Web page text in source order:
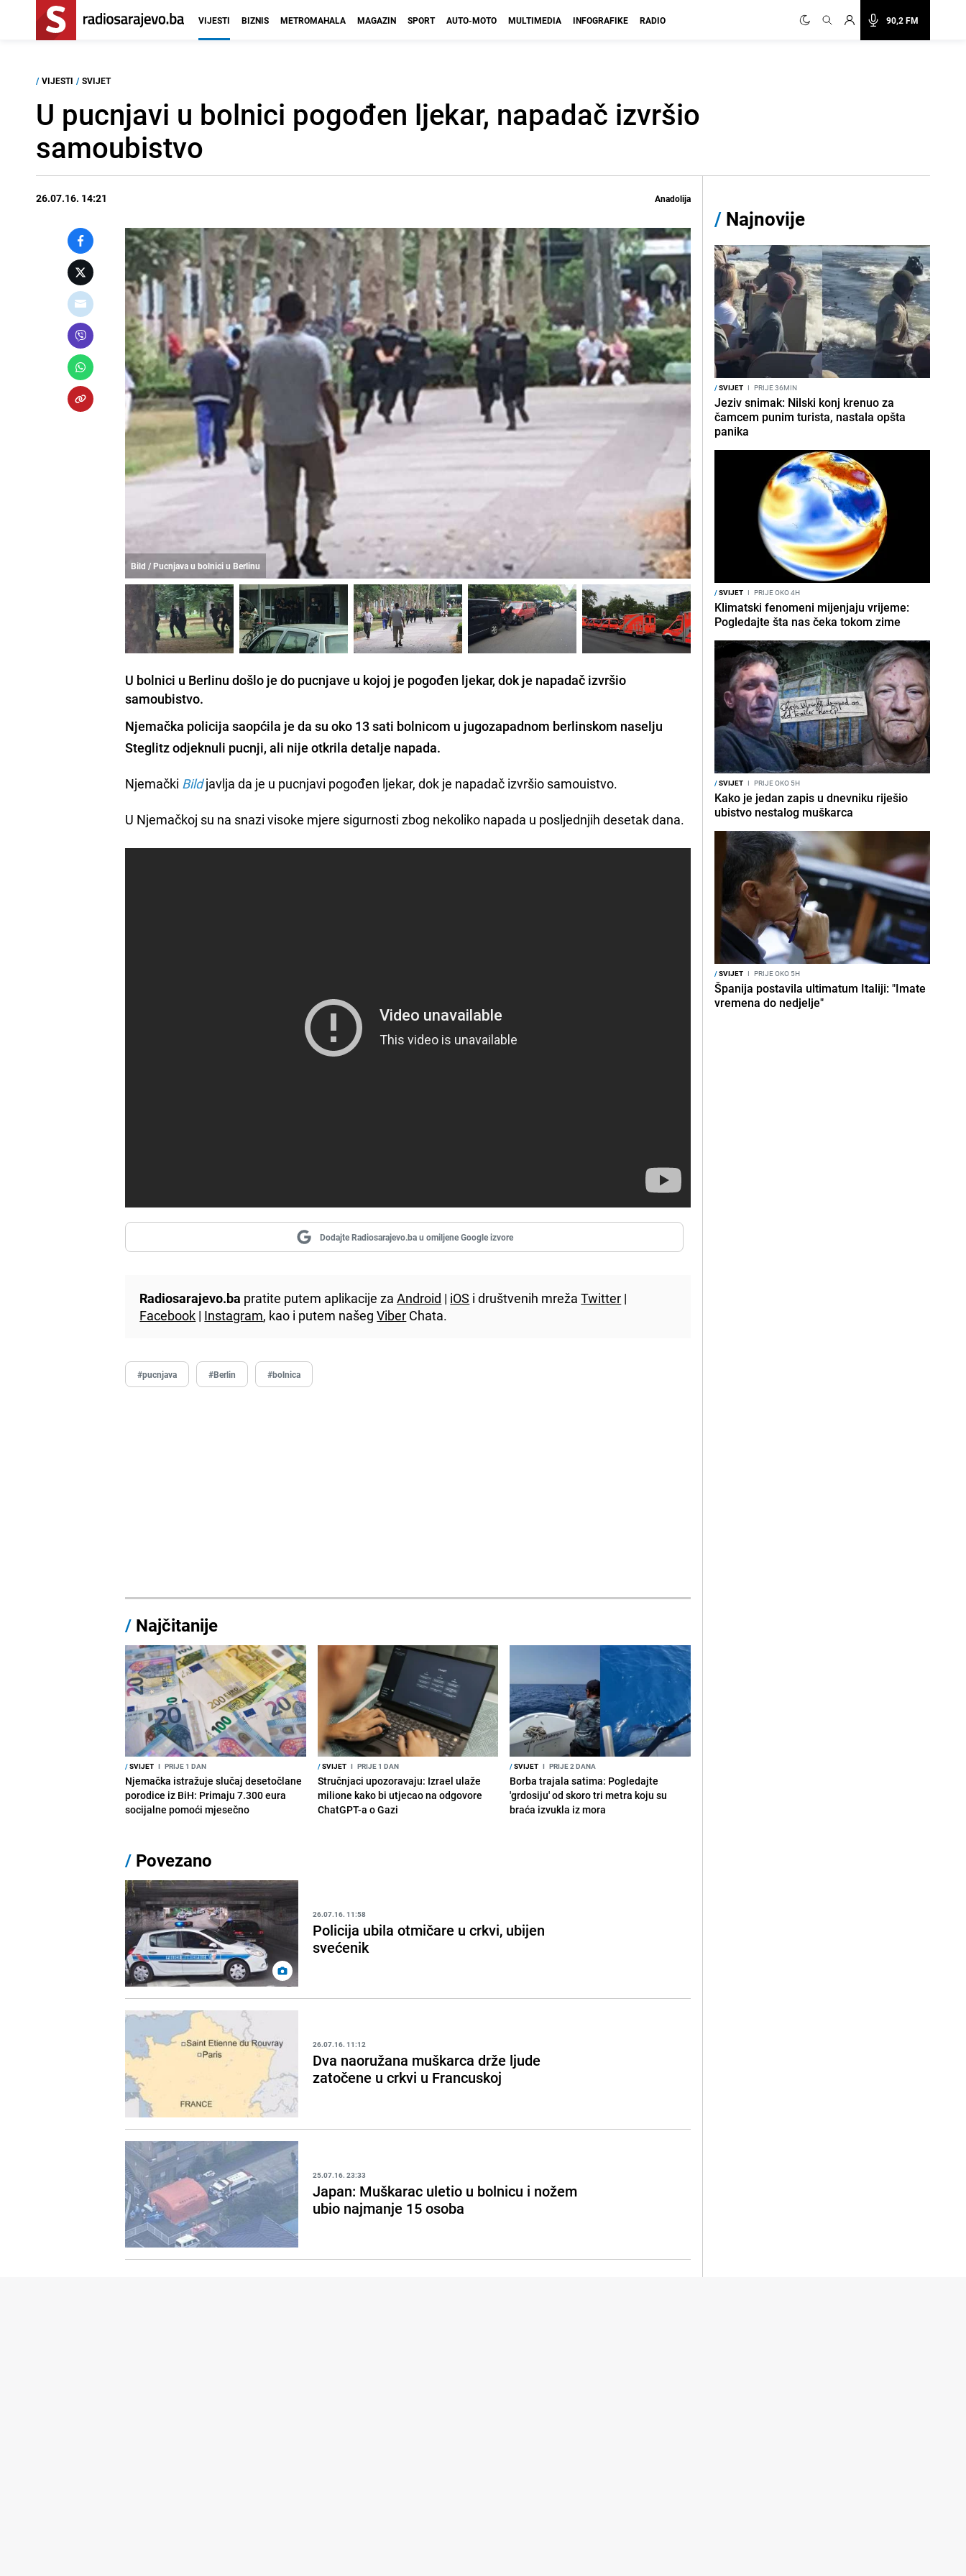
90,2 FM
VIJESTI BIZNIS METROMAHALA MAGAZIN SPORT AUTO-MOTO MULTIMEDIA INFOGRAFIKE RADIO
/ VIJESTI / SVIJET
U pucnjavi u bolnici pogođen ljekar, napadač izvršio
samoubistvo
26.07.16. 14:21 Anadolija
Bild / Pucnjava u bolnici u Berlinu
U bolnici u Berlinu došlo je do pucnjave u kojoj je pogođen ljekar, dok je napadač izvršio
samoubistvo.
Njemačka policija saopćila je da su oko 13 sati bolnicom u jugozapadnom berlinskom naselju
Steglitzodjeknuli pucnji, ali nije otkrila detalje napada.
Njemački Bildjavlja da je u pucnjavi pogođen ljekar, dok je napadač izvršio samouistvo.
U Njemačkoj su na snazi visoke mjere sigurnosti zbog nekoliko napada u posljednjih desetak dana.
Dodajte Radiosarajevo.ba u omiljene Google izvore
Radiosarajevo.ba pratite putem aplikacije zaAndroid | iOS i društvenih mrežaTwitter |
Facebook | Instagram, kao i putem našegViber Chata.
#pucnjava #Berlin #bolnica
/ Najčitanije
/SVIJET I PRIJE 1 DAN
Njemačka istražuje slučaj desetočlane
porodice iz BiH: Primaju 7.300 eura
socijalne pomoći mjesečno
/SVIJET I PRIJE 1 DAN
Stručnjaci upozoravaju: Izrael ulaže
milione kako bi utjecao na odgovore
ChatGPT-a o Gazi
/SVIJET I PRIJE 2 DANA
Borba trajala satima: Pogledajte
'grdosiju' od skoro tri metra koju su
braća izvukla iz mora
/ Povezano
26.07.16. 11:58
Policija ubila otmičare u crkvi, ubijen
svećenik
26.07.16. 11:12
Dva naoružana muškarca drže ljude
zatočene u crkvi u Francuskoj
25.07.16. 23:33
Japan: Muškarac uletio u bolnicu i nožem
ubio najmanje 15 osoba
/ Najnovije
/SVIJET I PRIJE 36MIN
Jeziv snimak: Nilski konj krenuo za
čamcem punim turista, nastala opšta
panika
/SVIJET I PRIJE OKO 4H
Klimatski fenomeni mijenjaju vrijeme:
Pogledajte šta nas čeka tokom zime
/SVIJET I PRIJE OKO 5H
Kako je jedan zapis u dnevniku riješio
ubistvo nestalog muškarca
/SVIJET I PRIJE OKO 5H
Španija postavila ultimatum Italiji: "Imate
vremena do nedjelje"